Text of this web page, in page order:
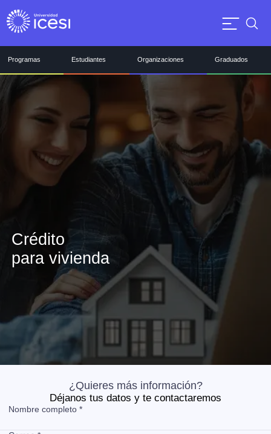
Programas Estudiantes Organizaciones Graduados
Crédito
para vivienda
¿Quieres más información?
Déjanos tus datos y te contactaremos
Nombre completo *